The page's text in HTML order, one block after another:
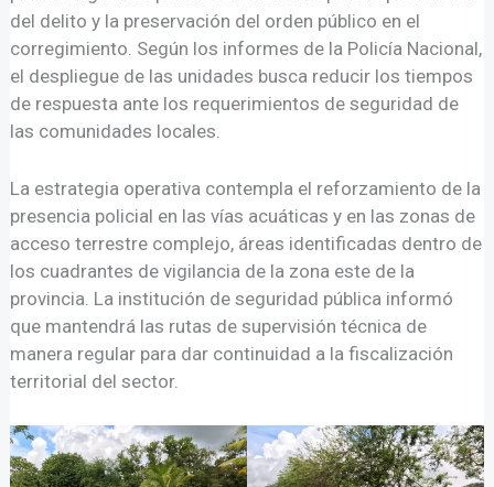
del delito y la preservación del orden público en el
corregimiento. Según los informes de la Policía Nacional,
el despliegue de las unidades busca reducir los tiempos
de respuesta ante los requerimientos de seguridad de
las comunidades locales.
La estrategia operativa contempla el reforzamiento de la
presencia policial en las vías acuáticas y en las zonas de
acceso terrestre complejo, áreas identificadas dentro de
los cuadrantes de vigilancia de la zona este de la
provincia. La institución de seguridad pública informó
que mantendrá las rutas de supervisión técnica de
manera regular para dar continuidad a la fiscalización
territorial del sector.